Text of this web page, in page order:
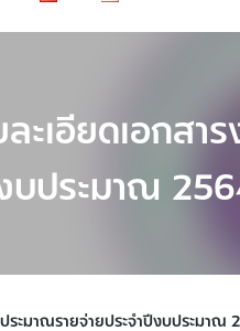
ละเอียดเอกสา
บประมาณ
ประมาณรายจ่ายประจำปีงบประมาณ